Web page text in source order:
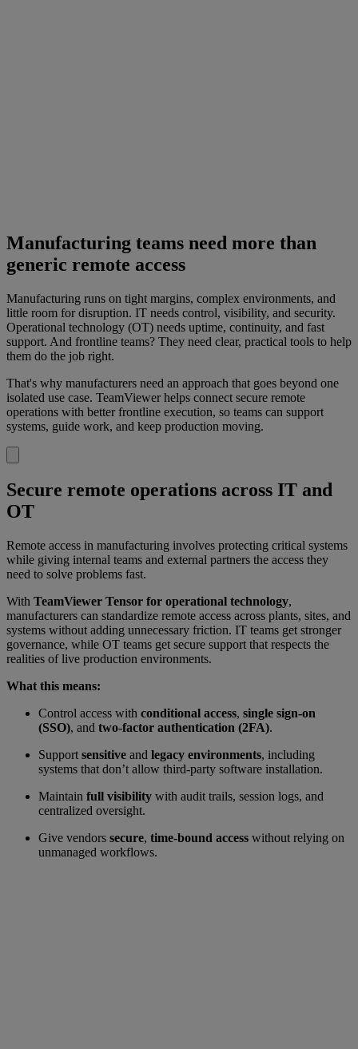
Manufacturing teams need more than
generic remote access
Manufacturing runs on tight margins, complex environments, and
little room for disruption. IT needs control, visibility, and security.
Operational technology (OT) needs uptime, continuity, and fast
support. And frontline teams? They need clear, practical tools to help
them do the job right.
That's why manufacturers need an approach that goes beyond one
isolated use case. TeamViewer helps connect secure remote
operations with better frontline execution, so teams can support
systems, guide work, and keep production moving.
Secure remote operations across IT and
OT
Remote access in manufacturing involves protecting critical systems
while giving internal teams and external partners the access they
need to solve problems fast.
With TeamViewer Tensor for operational technology,
manufacturers can standardize remote access across plants, sites, and
systems without adding unnecessary friction. IT teams get stronger
governance, while OT teams get secure support that respects the
realities of live production environments.
What this means:
Control access with conditional access, single sign-on
(SSO), and two-factor authentication (2FA).
Support sensitive and legacy environments, including
systems that don’t allow third-party software installation.
Maintain full visibility with audit trails, session logs, and
centralized oversight.
Give vendors secure, time-bound access without relying on
unmanaged workflows.